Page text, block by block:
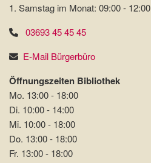
1. Samstag im Monat: 09:00 - 12:00
03693 45 45 45
E-Mail Bürgerbüro
Öffnungszeiten Bibliothek
Mo. 13:00 - 18:00
Di. 10:00 - 14:00
Mi. 10:00 - 18:00
Do. 13:00 - 18:00
Fr. 13:00 - 18:00